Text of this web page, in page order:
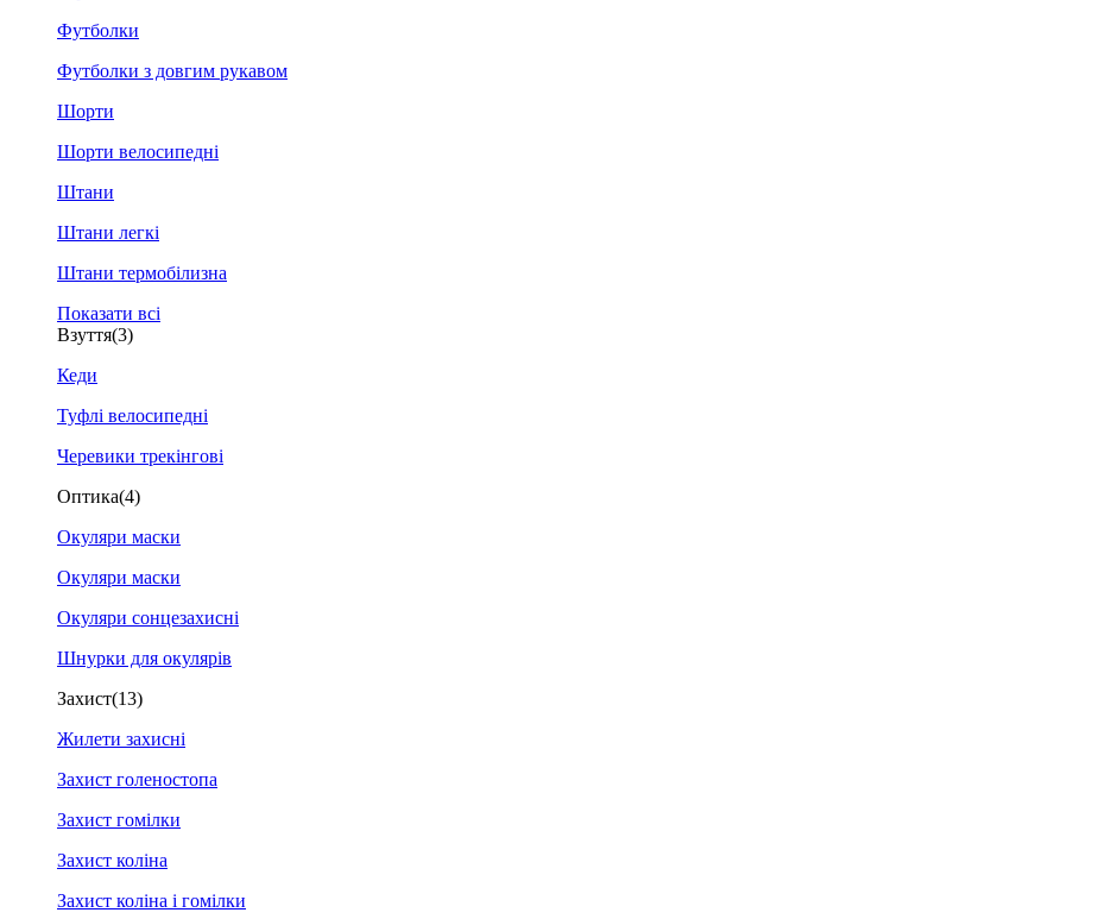
Футболки
Футболки з довгим рукавом
Шорти
Шорти велосипедні
Штани
Штани легкі
Штани термобілизна
Показати всі
Взуття(3)
Кеди
Туфлі велосипедні
Черевики трекінгові
Оптика(4)
Окуляри маски
Окуляри маски
Окуляри сонцезахисні
Шнурки для окулярів
Захист(13)
Жилети захисні
Захист голеностопа
Захист гомілки
Захист коліна
Захист коліна і гомілки